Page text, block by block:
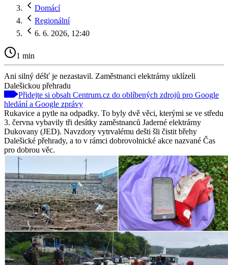
Domácí
Regionální
6. 6. 2026, 12:40
1 min
Ani silný déšť je nezastavil. Zaměstnanci elektrárny uklízeli
Dalešickou přehradu
Přidejte si obsah Centrum.cz do oblíbených zdrojů pro Google
hledání a Google zprávy
Rukavice a pytle na odpadky. To byly dvě věci, kterými se ve středu
3. června vybavily tři desítky zaměstnanců Jaderné elektrárny
Dukovany (JED). Navzdory vytrvalému dešti šli čistit břehy
Dalešické přehrady, a to v rámci dobrovolnické akce nazvané Čas
pro dobrou věc.